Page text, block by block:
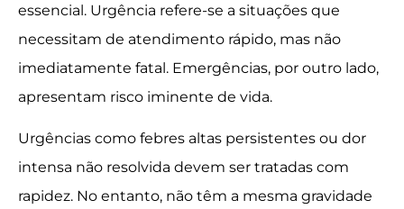
essencial. Urgência refere-se a situações que
necessitam de atendimento rápido, mas não
imediatamente fatal. Emergências, por outro lado,
apresentam risco iminente de vida.
Urgências como febres altas persistentes ou dor
intensa não resolvida devem ser tratadas com
rapidez. No entanto, não têm a mesma gravidade